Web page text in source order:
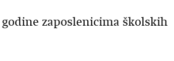
zaposlenicima školskih